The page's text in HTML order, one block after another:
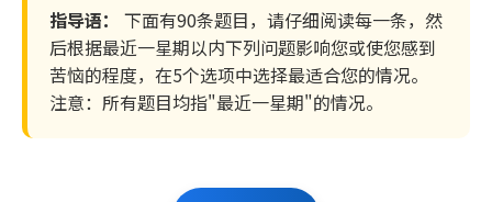
指导语：
下面有90条题目，请仔细阅读每一条，然
后根据最近一星期以内下列问题影响您或使您感到
苦恼的程度，在5个选项中选择最适合您的情况。
注意：所有题目均指"最近一星期"的情况。